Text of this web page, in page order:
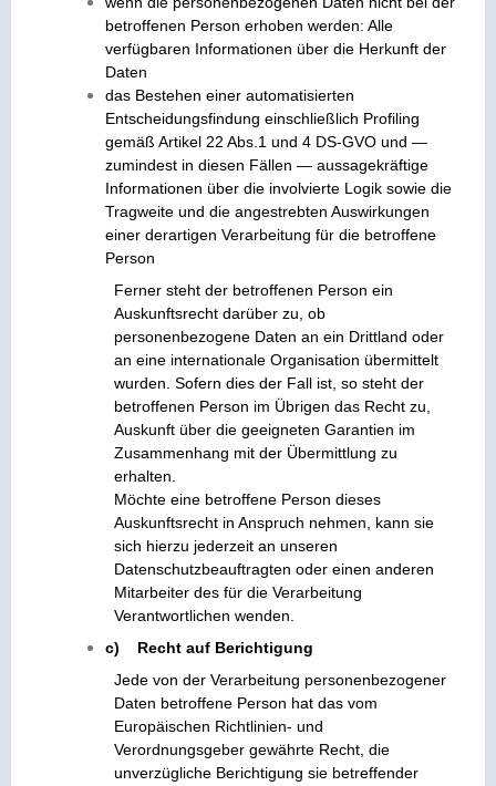
betroffenen Person erhoben werden: Alle
verfügbaren Informationen über die Herkunft der
Daten
das Bestehen einer automatisierten
Entscheidungsfindung einschließlich Profiling
gemäß Artikel 22 Abs.1 und 4 DS-GVO und —
zumindest in diesen Fällen — aussagekräftige
Informationen über die involvierte Logik sowie die
Tragweite und die angestrebten Auswirkungen
einer derartigen Verarbeitung für die betroffene
Person
Ferner steht der betroffenen Person ein
Auskunftsrecht darüber zu, ob
personenbezogene Daten an ein Drittland oder
an eine internationale Organisation übermittelt
wurden. Sofern dies der Fall ist, so steht der
betroffenen Person im Übrigen das Recht zu,
Auskunft über die geeigneten Garantien im
Zusammenhang mit der Übermittlung zu
erhalten.
Möchte eine betroffene Person dieses
Auskunftsrecht in Anspruch nehmen, kann sie
sich hierzu jederzeit an unseren
Datenschutzbeauftragten oder einen anderen
Mitarbeiter des für die Verarbeitung
Verantwortlichen wenden.
c) Recht auf Berichtigung
Jede von der Verarbeitung personenbezogener
Daten betroffene Person hat das vom
Europäischen Richtlinien- und
Verordnungsgeber gewährte Recht, die
unverzügliche Berichtigung sie betreffender